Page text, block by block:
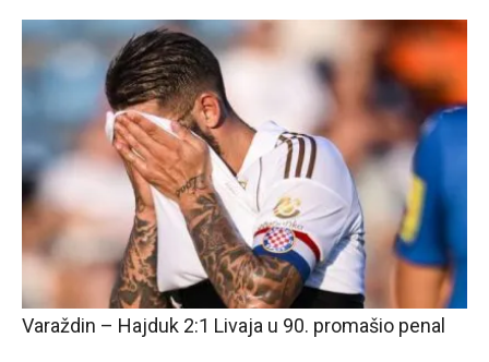
Varaždin – Hajduk 2:1 Livaja u 90. promašio penal